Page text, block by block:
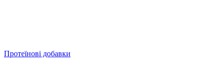
Протеїнові добавки